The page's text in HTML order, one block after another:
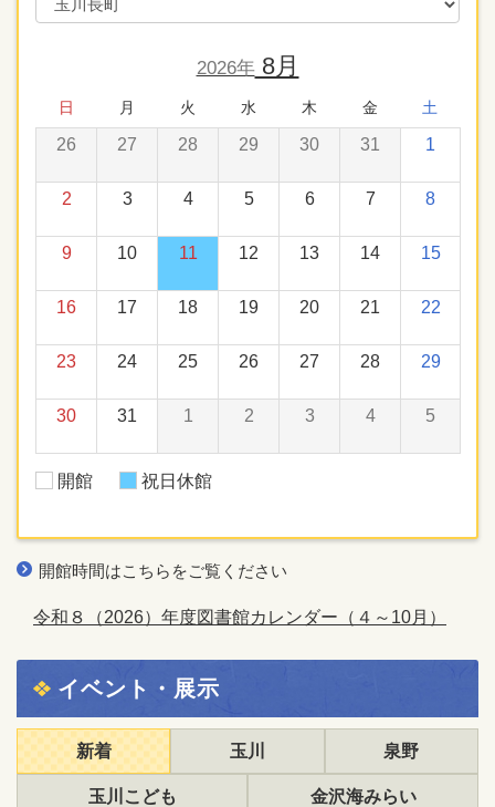
2026年8月
日 月 火 水 木 金 土
26 27 28 29 30 31 1
2 3 4 5 6 7 8
9 10 11 12 13 14 15
16 17 18 19 20 21 22
23 24 25 26 27 28 29
30 31 1 2 3 4 5
開館 祝日休館
開館時間はこちらをご覧ください
令和８（2026）年度図書館カレンダー（４～10月）
イベント・展示
新着 玉川 泉野
玉川こども 金沢海みらい